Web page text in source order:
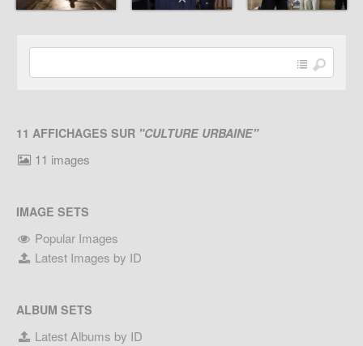
11 AFFICHAGES SUR "CULTURE URBAINE"
11 images
IMAGE SETS
Popular Images
Latest Images by ID
ALBUM SETS
Latest Albums by ID